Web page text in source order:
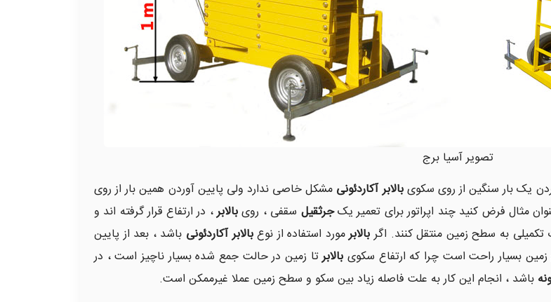
یک بار سنگین از روی سکویبالابر آکاردئونی مشکل خاصی ندارد ولی پایین آوردن همین بار از روی
مثال فرض کنید چند اپراتور برای تعمیر یکجرثقیل سقفی ، رویبالابر، در ارتفاع قرار گرفته اند و
تکمیلی به سطح زمین منتقل کنند. اگربالابرمورد استفاده از نوعبالابر آکاردئونی باشد ، بعد از پایین
بسیار راحت است چرا که ارتفاع سکوی بالابرتا زمین در حالت جمع شده بسیار ناچیز است ، در
باشد ، انجام این کار به علت فاصله زیاد بین سکو و سطح زمین عملا غیرممکن است.